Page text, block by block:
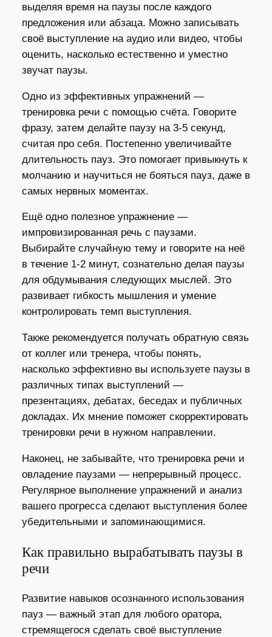
выделяя время на паузы после каждого
предложения или абзаца. Можно записывать
своё выступление на аудио или видео, чтобы
оценить, насколько естественно и уместно
звучат паузы.
Одно из эффективных упражнений —
тренировка речи с помощью счёта. Говорите
фразу, затем делайте паузу на 3-5 секунд,
считая про себя. Постепенно увеличивайте
длительность пауз. Это помогает привыкнуть к
молчанию и научиться не бояться пауз, даже в
самых нервных моментах.
Ещё одно полезное упражнение —
импровизированная речь с паузами.
Выбирайте случайную тему и говорите на неё
в течение 1-2 минут, сознательно делая паузы
для обдумывания следующих мыслей. Это
развивает гибкость мышления и умение
контролировать темп выступления.
Также рекомендуется получать обратную связь
от коллег или тренера, чтобы понять,
насколько эффективно вы используете паузы в
различных типах выступлений —
презентациях, дебатах, беседах и публичных
докладах. Их мнение поможет скорректировать
тренировки речи в нужном направлении.
Наконец, не забывайте, что тренировка речи и
овладение паузами — непрерывный процесс.
Регулярное выполнение упражнений и анализ
вашего прогресса сделают выступления более
убедительными и запоминающимися.
Как правильно вырабатывать паузы в
речи
Развитие навыков осознанного использования
пауз — важный этап для любого оратора,
стремящегося сделать своё выступление